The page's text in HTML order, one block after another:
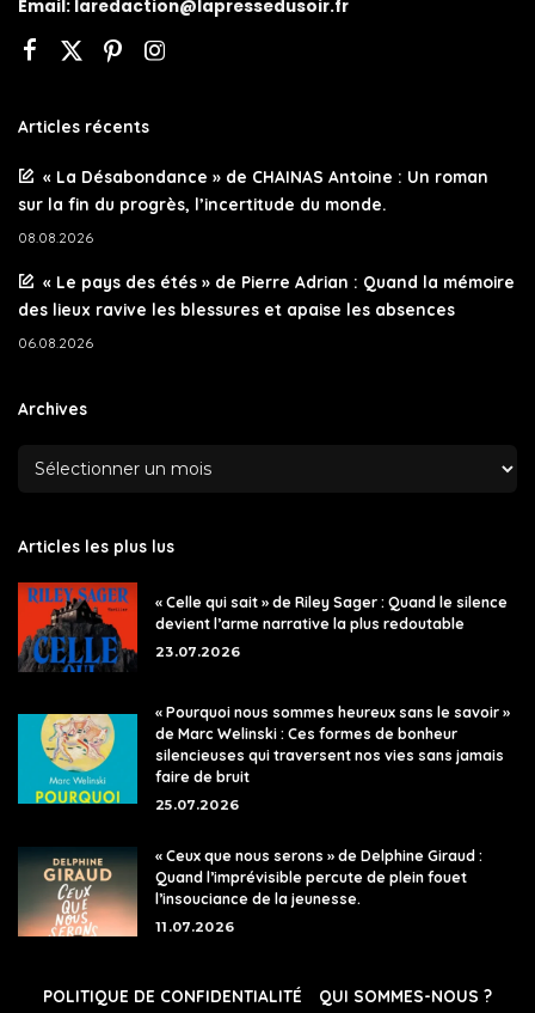
Email: laredaction@lapressedusoir.fr
Articles récents
« La Désabondance » de CHAINAS Antoine : Un roman
sur la fin du progrès, l’incertitude du monde.
08.08.2026
« Le pays des étés » de Pierre Adrian : Quand la mémoire
des lieux ravive les blessures et apaise les absences
06.08.2026
Archives
Articles les plus lus
« Celle qui sait » de Riley Sager : Quand le silence
devient l’arme narrative la plus redoutable
23.07.2026
« Pourquoi nous sommes heureux sans le savoir »
de Marc Welinski : Ces formes de bonheur
silencieuses qui traversent nos vies sans jamais
faire de bruit
25.07.2026
« Ceux que nous serons » de Delphine Giraud :
Quand l’imprévisible percute de plein fouet
l’insouciance de la jeunesse.
11.07.2026
POLITIQUE DE CONFIDENTIALITÉ QUI SOMMES-NOUS ?